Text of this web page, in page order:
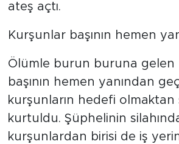
ateş açtı.
Kurşunlar başının hemen
Ölümle burun buruna gelen
başının hemen yanından
kurşunların hedefi olmaktan
kurtuldu. Şüphelinin
kurşunlardan birisi de iş